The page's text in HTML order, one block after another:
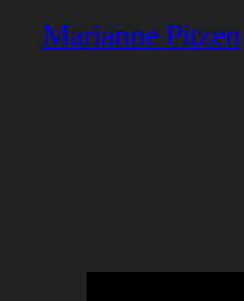
Marianne Pitzen